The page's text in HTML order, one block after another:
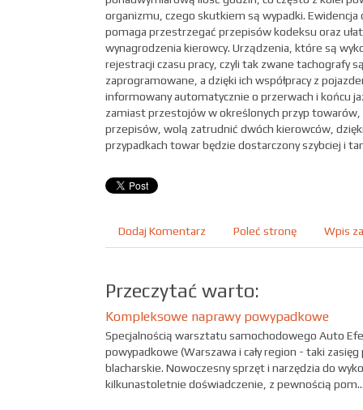
organizmu, czego skutkiem są wypadki. Ewidencja
pomaga przestrzegać przepisów kodeksu oraz
wynagrodzenia kierowcy. Urządzenia, które są
rejestracji czasu pracy, czyli tak zwane tachografy
zaprogramowane, a dzięki ich współpracy z
informowany automatycznie o przerwach i końcu
zamiast przestojów w określonych przyp towarów,
przepisów, wolą zatrudnić dwóch kierowców,
przypadkach towar będzie dostarczony szybciej i
Dodaj Komentarz Poleć stronę Wpis
Przeczytać warto:
Kompleksowe naprawy powypadkowe
Specjalnością warsztatu samochodowego Auto
powypadkowe (Warszawa i cały region - taki
blacharskie. Nowoczesny sprzęt i narzędzia do
kilkunastoletnie doświadczenie, z pewnością